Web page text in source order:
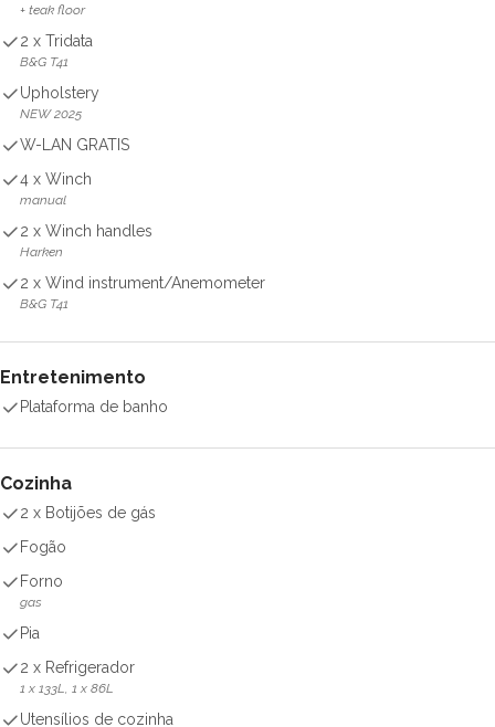
+ teak floor
2 x Tridata
B&G T41
Upholstery
NEW 2025
W-LAN GRATIS
4 x Winch
manual
2 x Winch handles
Harken
2 x Wind instrument/Anemometer
B&G T41
Entretenimento
Plataforma de banho
Cozinha
2 x Botijões de gás
Fogão
Forno
gas
Pia
2 x Refrigerador
1 x 133L, 1 x 86L
Utensílios de cozinha